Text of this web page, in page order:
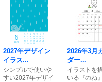
2027年デザイン
イラス...
シンプルで使いや
すい2027年デザイ
2026年3月
ダー...
イラストを
いる『のね